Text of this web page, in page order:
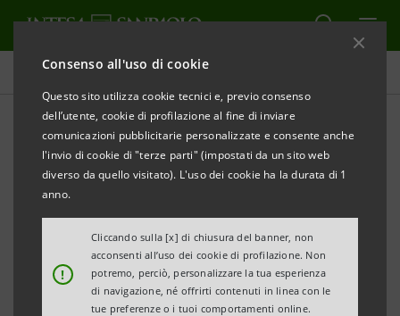
Consenso all'uso di cookie
Questo sito utilizza cookie tecnici e, previo consenso
dell’utente, cookie di profilazione al fine di inviare
comunicazioni pubblicitarie personalizzate e consente anche
l'invio di cookie di "terze parti" (impostati da un sito web
diverso da quello visitato). L'uso dei cookie ha la durata di 1
anno.
!
Cliccando sulla [x] di chiusura del banner, non
acconsenti all’uso dei cookie di profilazione. Non
potremo, perciò, personalizzare la tua esperienza
di navigazione, né offrirti contenuti in linea con le
tue preferenze o i tuoi comportamenti online.
Comunicati stampa
STAMPA AGGIORNA
COMUNICATO STAMPA
CONSMART INTERNATIONAL TOURINTESA
SANPAOLO E SACEPROMUOVONO LO SVILUPPO
ALL’ESTERO DELLE PMI DELLA PUGLIA